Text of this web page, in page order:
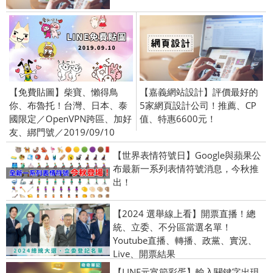
【免費貼圖】柴寶、懶得鳥
你、布魯托！台灣、日本、泰
國限定／OpenVPN跨區、加好
友、綁門號／2019/09/10
【嘉義網站設計】評價最好的
5家網頁設計公司！推薦、CP
值、特惠6600元！
【世界表情符號日】Google與蘋果公
布最新一系列表情符號消息，今秋推
出！
【2024 選舉線上看】開票直播！總
統、立委、不分區當選名單！
Youtube直播、轉播、政黨、實況、
Live、開票結果